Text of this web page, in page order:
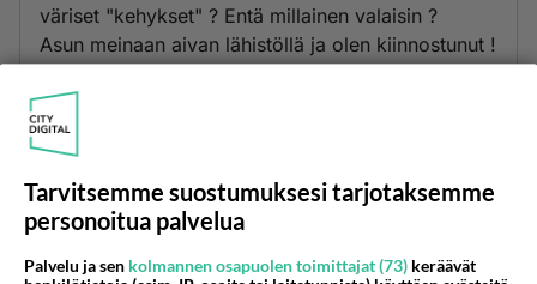
väriset "kehykset" ? Entä millainen valaisin ?
Asun meinaan aivan lähistöllä ja olen kiinnostunut !
Äänestä
Ketjusta on poistettu sääntöjenvastaista viestiä.
Tarvitsemme suostumuksesi tarjotaksemme
personoitua palvelua
Palvelu ja sen kolmannen osapuolen toimittajat (73) keräävät